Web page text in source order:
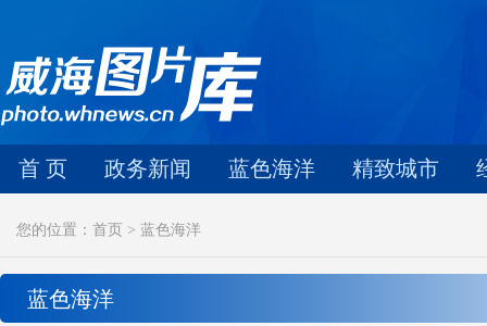
首 页 政务新闻 蓝色海洋 精致城市
您的位置：首页 > 蓝色海洋
蓝色海洋